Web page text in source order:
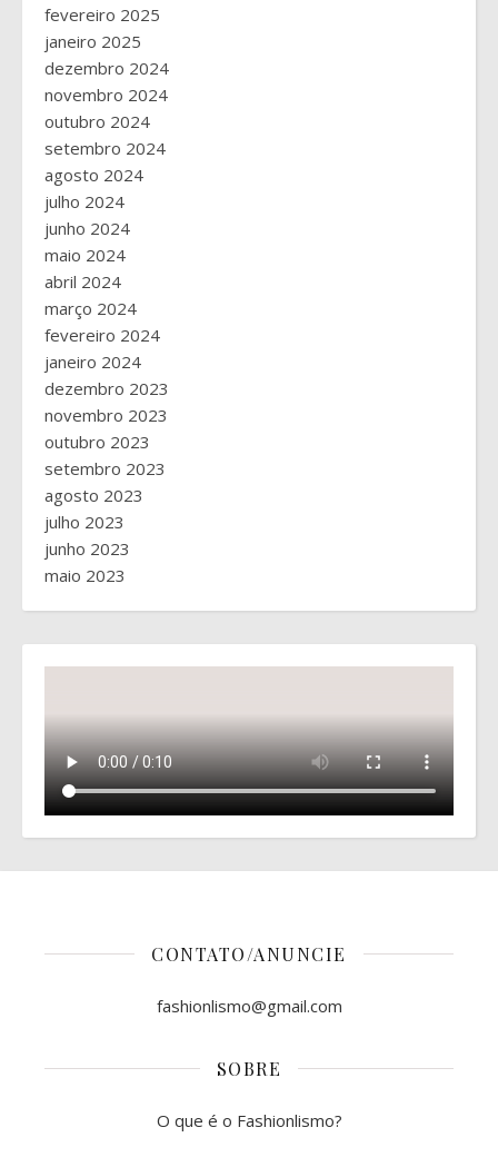
fevereiro 2025
janeiro 2025
dezembro 2024
novembro 2024
outubro 2024
setembro 2024
agosto 2024
julho 2024
junho 2024
maio 2024
abril 2024
março 2024
fevereiro 2024
janeiro 2024
dezembro 2023
novembro 2023
outubro 2023
setembro 2023
agosto 2023
julho 2023
junho 2023
maio 2023
CONTATO/ANUNCIE
fashionlismo@gmail.com
SOBRE
O que é o Fashionlismo?